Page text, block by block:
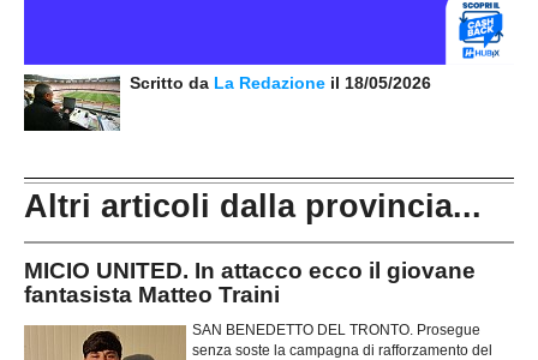
Scritto da La Redazione il 18/05/2026
Altri articoli dalla provincia...
MICIO UNITED. In attacco ecco il giovane
fantasista Matteo Traini
SAN BENEDETTO DEL TRONTO. Prosegue
senza soste la campagna di rafforzamento del